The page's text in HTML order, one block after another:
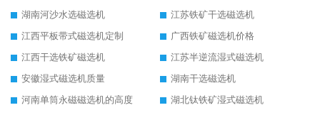
湖南河沙水选磁选机
江苏铁矿干选磁选机
江西平板带式磁选机定制
广西铁矿磁选机价格
江西干选铁矿磁选机
江苏半逆流湿式磁选机
安徽湿式磁选机质量
湖南干选磁选机
河南单筒永磁磁选机的高度
湖北钛铁矿湿式磁选机